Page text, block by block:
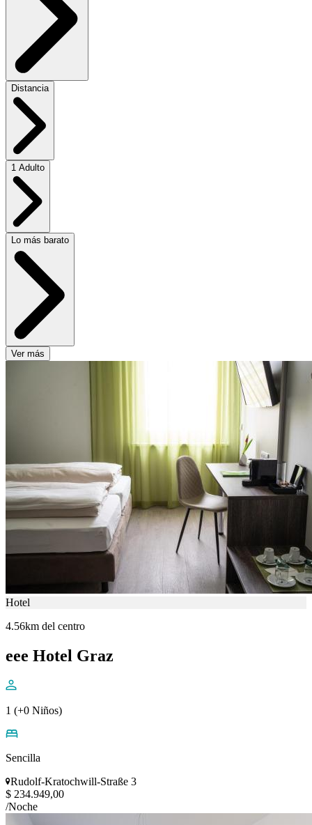
Distancia
1 Adulto
Lo más barato
Ver más
Hotel
4.56km del centro
eee Hotel Graz
1 (+0 Niños)
Sencilla
Rudolf-Kratochwill-Straße 3
$ 234.949,00
/Noche